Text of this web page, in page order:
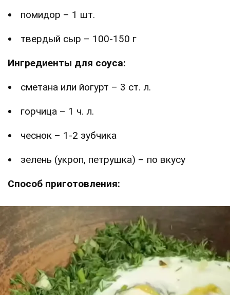
помидор – 1 шт.
твердый сыр – 100-150 г
Ингредиенты для соуса:
сметана или йогурт – 3 ст. л.
горчица – 1 ч. л.
чеснок – 1-2 зубчика
зелень (укроп, петрушка) – по вкусу
Способ приготовления: